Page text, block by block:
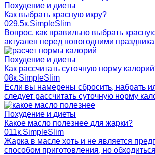
Похудение и диеты
Как выбрать красную икру?
029.5к.SimpleSlim
Вопрос, как правильно выбрать
актуален перед новогодними
Похудение и диеты
Как рассчитать суточную норму
08к.SimpleSlim
Если вы намерены сбросить, набрать
следует рассчитать суточную норму
Похудение и диеты
Какое масло полезнее для жарки?
011к.SimpleSlim
Жарка в масле хоть и не является
способом приготовления, но